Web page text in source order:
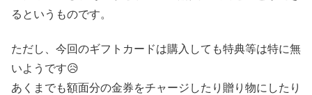
るというものです。
ただし、今回のギフトカードは購入しても特典等は特に無
いようです😥
あくまでも額面分の金券をチャージしたり贈り物にしたり